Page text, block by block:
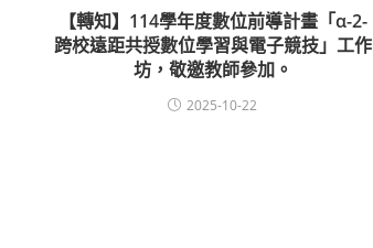
【轉知】114學年度數位前導計畫「α-2-
跨校遠距共授數位學習與電子競技」工作
坊，敬邀教師參加。
2025-10-22